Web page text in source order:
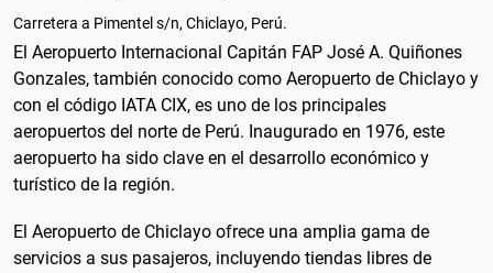
Carretera a Pimentel s/n, Chiclayo, Perú.
El Aeropuerto Internacional Capitán FAP José A. Quiñones
Gonzales, también conocido como Aeropuerto de Chiclayo y
con el código IATA CIX, es uno de los principales
aeropuertos del norte de Perú. Inaugurado en 1976, este
aeropuerto ha sido clave en el desarrollo económico y
turístico de la región.
El Aeropuerto de Chiclayo ofrece una amplia gama de
servicios a sus pasajeros, incluyendo tiendas libres de